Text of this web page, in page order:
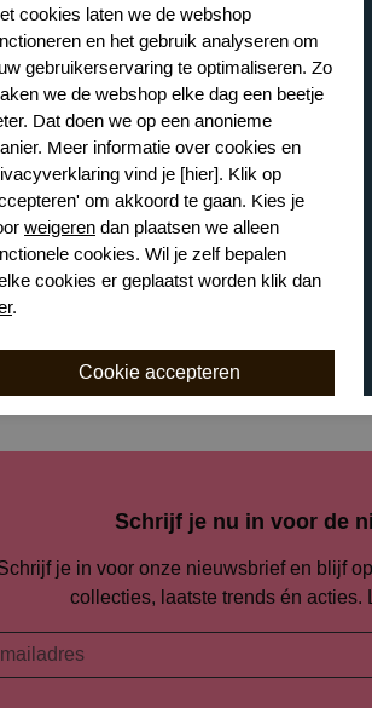
Toon alles
Naar alle
Schrijf je nu in voor de
je in voor onze nieuwsbrief en blijf
collecties, laatste trends én acties.
cookies laten we de webshop
en het gebruik analyseren om
gebruikerservaring te optimaliseren. Zo
we de webshop elke dag een beetje
Dat doen we op een anonieme
Meer informatie over cookies en
vind je [hier]. Klik op
om akkoord te gaan. Kies je
weigeren dan plaatsen we alleen
cookies. Wil je zelf bepalen
cookies er geplaatst worden klik dan
.